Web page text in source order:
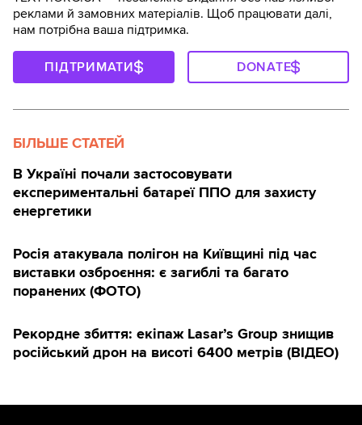
реклами й замовних матеріалів. Щоб працювати далі,
нам потрібна ваша підтримка.
ПІДТРИМАТИ DONATE
БІЛЬШЕ СТАТЕЙ
В Україні почали застосовувати
експериментальні батареї ППО для захисту
енергетики
Росія атакувала полігон на Київщині під час
виставки озброєння: є загиблі та багато
поранених (ФОТО)
Рекордне збиття: екіпаж Lasar’s Group знищив
російський дрон на висоті 6400 метрів (ВІДЕО)